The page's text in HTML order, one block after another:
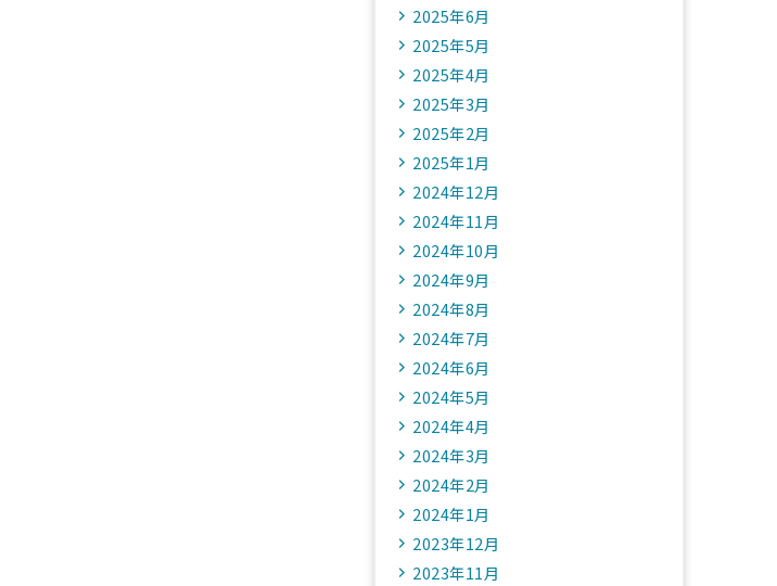
2025年6月
2025年5月
2025年4月
2025年3月
2025年2月
2025年1月
2024年12月
2024年11月
2024年10月
2024年9月
2024年8月
2024年7月
2024年6月
2024年5月
2024年4月
2024年3月
2024年2月
2024年1月
2023年12月
2023年11月